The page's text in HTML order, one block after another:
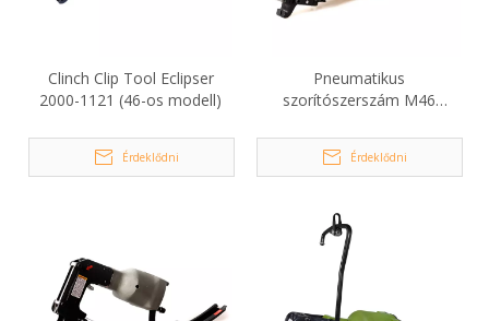
Clinch Clip Tool Eclipser
2000-1121 (46-os modell)
Érdeklődni
Pneumatikus
szorítószerszám M46
Érdeklődni